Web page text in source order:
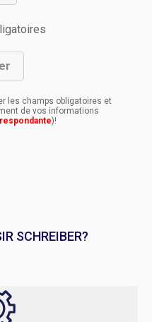
les champs obligatoires et
de vos informations
)!
SCHREIBER?